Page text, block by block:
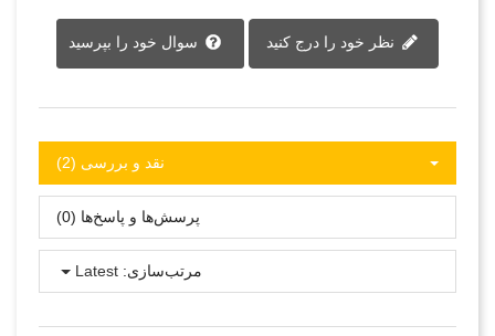
سوال خود را بپرسید
نقد و بررسی‌‌ (2)
پرسش‌ها و پاسخ‌ها (0)
مرتب‌سازی: Latest